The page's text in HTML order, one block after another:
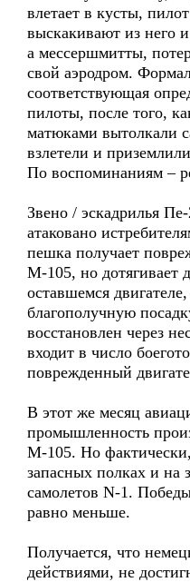
влетает в кусты,
выскакивают из него
а мессершмитты,
свой аэродром.
соответствующая
пилоты, после того,
матюками вытолкали
взлетели и
По воспоминаниям –
Звено / эскадрилья
атаковано
пешка получает
М-105, но дотягивает
оставшемся
благополучную
восстановлен через
входит в число
поврежденный
В этот же месяц
промышленность
М-105. Но
запасных полках и на
самолетов N-1.
равно меньше.
Получается, что
действиями, не